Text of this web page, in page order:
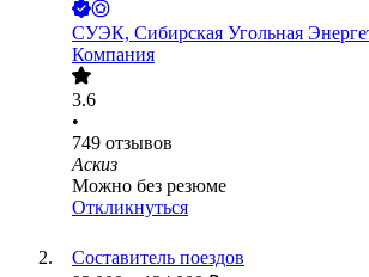
СУЭК, Сибирская Угольная
Компания
3.6
•
749 отзывов
Аскиз
Можно без резюме
Откликнуться
Составитель поездов